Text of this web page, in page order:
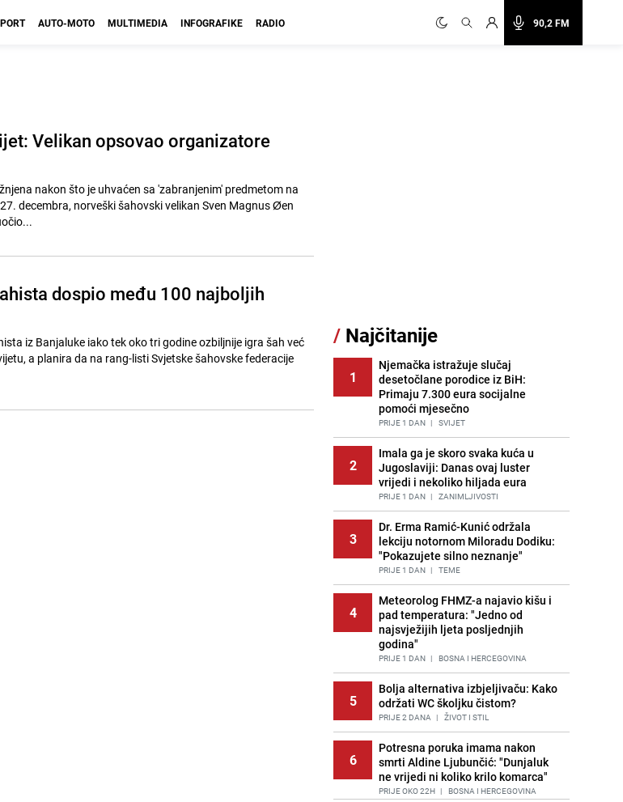
90,2 FM
AUTO-MOTO MULTIMEDIA INFOGRAFIKE RADIO
Velikan opsovao organizatore
nakon što je uhvaćen sa 'zabranjenim' predmetom na
decembra, norveški šahovski velikan Sven Magnus Øen
dospio među 100 najboljih
iz Banjaluke iako tek oko tri godine ozbiljnije igra šah već
a planira da na rang-listi Svjetske šahovske federacije
/ Najčitanije
1
Njemačka istražuje slučaj
desetočlane porodice iz BiH:
Primaju 7.300 eura socijalne
pomoći mjesečno
PRIJE 1 DAN | SVIJET
2
Imala ga je skoro svaka kuća u
Jugoslaviji: Danas ovaj luster
vrijedi i nekoliko hiljada eura
PRIJE 1 DAN | ZANIMLJIVOSTI
3
Dr. Erma Ramić-Kunić održala
lekciju notornom Miloradu Dodiku:
"Pokazujete silno neznanje"
PRIJE 1 DAN | TEME
4
Meteorolog FHMZ-a najavio kišu i
pad temperatura: "Jedno od
najsvježijih ljeta posljednjih
godina"
PRIJE 1 DAN | BOSNA I HERCEGOVINA
5
Bolja alternativa izbjeljivaču: Kako
održati WC školjku čistom?
PRIJE 2 DANA | ŽIVOT I STIL
6
Potresna poruka imama nakon
smrti Aldine Ljubunčić: "Dunjaluk
ne vrijedi ni koliko krilo komarca"
PRIJE OKO 22H | BOSNA I HERCEGOVINA